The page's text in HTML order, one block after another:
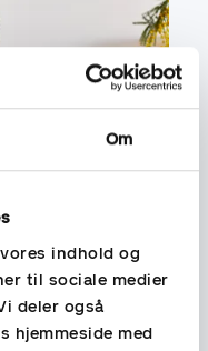
Om
indhold og
til sociale medier
deler også
hjemmeside med